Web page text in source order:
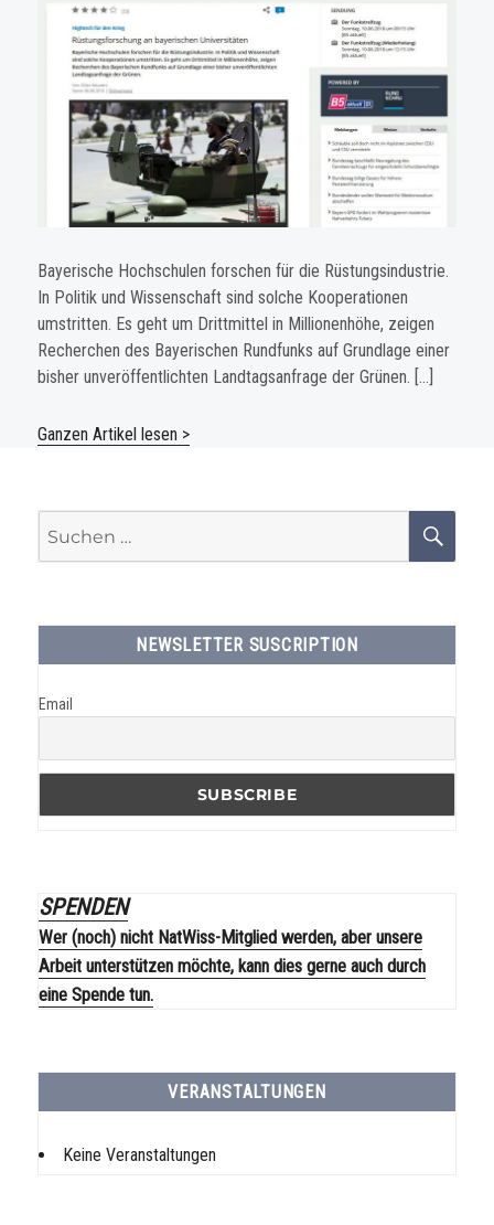
Bayerische Hochschulen forschen für die Rüstungsindustrie.
In Politik und Wissenschaft sind solche Kooperationen
umstritten. Es geht um Drittmittel in Millionenhöhe, zeigen
Recherchen des Bayerischen Rundfunks auf Grundlage einer
bisher unveröffentlichten Landtagsanfrage der Grünen. […]
Ganzen Artikel lesen >
nach:
NEWSLETTER SUSCRIPTION
Email
SPENDEN
Wer (noch) nicht NatWiss-Mitglied werden, aber unsere
Arbeit unterstützen möchte, kann dies gerne auch durch
eine Spende tun.
VERANSTALTUNGEN
Keine Veranstaltungen